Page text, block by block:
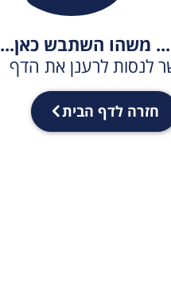
משהו השתבש כאן...
לנסות לרענן את הדף
חזרה לדף הבית